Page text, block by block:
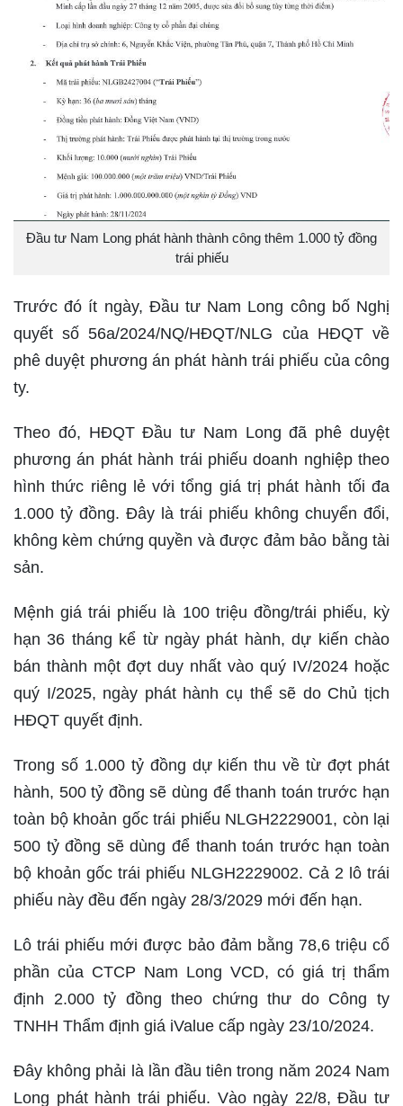
Đầu tư Nam Long phát hành thành công thêm 1.000 tỷ đồng
trái phiếu
Trước đó ít ngày, Đầu tư Nam Long công bố Nghị
quyết số 56a/2024/NQ/HĐQT/NLG của HĐQT về
phê duyệt phương án phát hành trái phiếu của công
ty.
Theo đó, HĐQT Đầu tư Nam Long đã phê duyệt
phương án phát hành trái phiếu doanh nghiệp theo
hình thức riêng lẻ với tổng giá trị phát hành tối đa
1.000 tỷ đồng. Đây là trái phiếu không chuyển đổi,
không kèm chứng quyền và được đảm bảo bằng tài
sản.
Mệnh giá trái phiếu là 100 triệu đồng/trái phiếu, kỳ
hạn 36 tháng kể từ ngày phát hành, dự kiến chào
bán thành một đợt duy nhất vào quý IV/2024 hoặc
quý I/2025, ngày phát hành cụ thể sẽ do Chủ tịch
HĐQT quyết định.
Trong số 1.000 tỷ đồng dự kiến thu về từ đợt phát
hành, 500 tỷ đồng sẽ dùng để thanh toán trước hạn
toàn bộ khoản gốc trái phiếu NLGH2229001, còn lại
500 tỷ đồng sẽ dùng để thanh toán trước hạn toàn
bộ khoản gốc trái phiếu NLGH2229002. Cả 2 lô trái
phiếu này đều đến ngày 28/3/2029 mới đến hạn.
Lô trái phiếu mới được bảo đảm bằng 78,6 triệu cổ
phần của CTCP Nam Long VCD, có giá trị thẩm
định 2.000 tỷ đồng theo chứng thư do Công ty
TNHH Thẩm định giá iValue cấp ngày 23/10/2024.
Đây không phải là lần đầu tiên trong năm 2024 Nam
Long phát hành trái phiếu. Vào ngày 22/8, Đầu tư